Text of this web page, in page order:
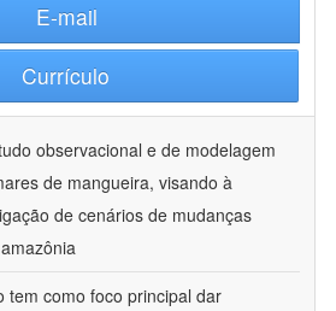
E-mail
Currículo
observacional e de modelagem
de mangueira, visando à
de cenários de mudanças
tem como foco principal dar